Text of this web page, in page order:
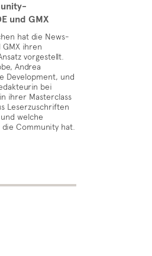
und GMX
hat die News-
GMX ihren
vorgestellt.
Andrea
Development, und
bei
ihrer Masterclass
Leserzuschriften
welche
Community hat.